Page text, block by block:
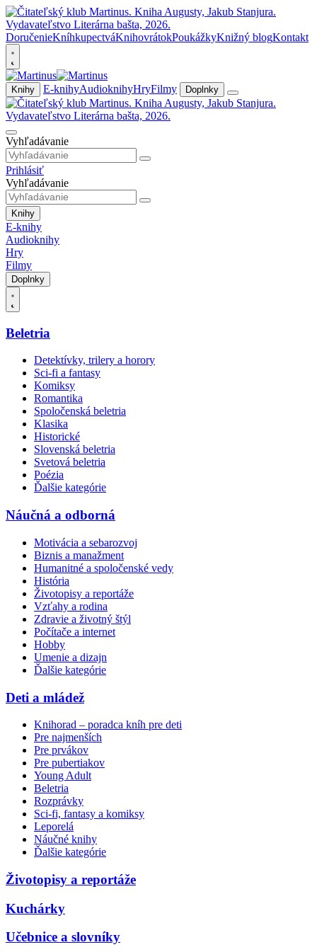
DoručenieKníhkupectváKnihovrátokPoukážkyKnižný blogKontakt
Knihy E-knihyAudioknihyHryFilmy Doplnky
Vyhľadávanie
Prihlásiť
Vyhľadávanie
Knihy
E-knihy
Audioknihy
Hry
Filmy
Doplnky
Beletria
Detektívky, trilery a horory
Sci-fi a fantasy
Komiksy
Romantika
Spoločenská beletria
Klasika
Historické
Slovenská beletria
Svetová beletria
Poézia
Ďalšie kategórie
Náučná a odborná
Motivácia a sebarozvoj
Biznis a manažment
Humanitné a spoločenské vedy
História
Životopisy a reportáže
Vzťahy a rodina
Zdravie a životný štýl
Počítače a internet
Hobby
Umenie a dizajn
Ďalšie kategórie
Deti a mládež
Knihorad – poradca kníh pre deti
Pre najmenších
Pre prvákov
Pre pubertiakov
Young Adult
Beletria
Rozprávky
Sci-fi, fantasy a komiksy
Leporelá
Náučné knihy
Ďalšie kategórie
Životopisy a reportáže
Kuchárky
Učebnice a slovníky